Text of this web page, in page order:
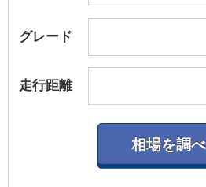
グレード
走行距離